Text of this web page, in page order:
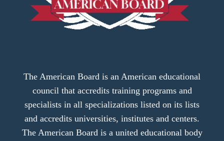
The American Board is an American educational
council that accredits training programs and
specialists in all specializations listed on its lists
and accredits universities, institutes and centers.
The American Board is a united educational body